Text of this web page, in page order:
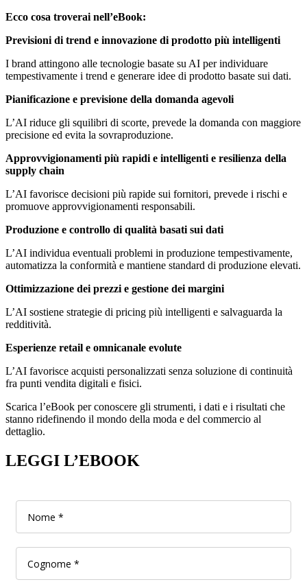
Ecco cosa troverai nell’eBook:
Previsioni di trend e innovazione di prodotto più intelligenti
I brand attingono alle tecnologie basate su AI per individuare
tempestivamente i trend e generare idee di prodotto basate sui dati.
Pianificazione e previsione della domanda agevoli
L’AI riduce gli squilibri di scorte, prevede la domanda con maggiore
precisione ed evita la sovraproduzione.
Approvvigionamenti più rapidi e intelligenti e resilienza della
supply chain
L’AI favorisce decisioni più rapide sui fornitori, prevede i rischi e
promuove approvvigionamenti responsabili.
Produzione e controllo di qualità basati sui dati
L’AI individua eventuali problemi in produzione tempestivamente,
automatizza la conformità e mantiene standard di produzione elevati.
Ottimizzazione dei prezzi e gestione dei margini
L’AI sostiene strategie di pricing più intelligenti e salvaguarda la
redditività.
Esperienze retail e omnicanale evolute
L’AI favorisce acquisti personalizzati senza soluzione di continuità
fra punti vendita digitali e fisici.
Scarica l’eBook per conoscere gli strumenti, i dati e i risultati che
stanno ridefinendo il mondo della moda e del commercio al
dettaglio.
LEGGI L’EBOOK